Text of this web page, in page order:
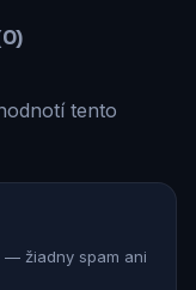
tento
— žiadny spam ani